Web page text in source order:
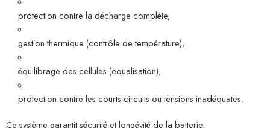
protection contre la décharge complète,
gestion thermique (contrôle de température),
équilibrage des cellules (equalisation),
protection contre les courts-circuits ou tensions inadéquates.
Ce système garantit sécurité et longévité de la batterie.